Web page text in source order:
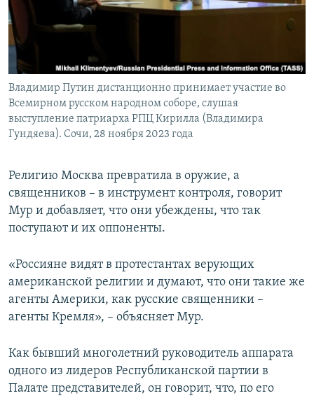
Владимир Путин дистанционно принимает участие во
Всемирном русском народном соборе, слушая
выступление патриарха РПЦ Кирилла (Владимира
Гундяева). Сочи, 28 ноября 2023 года
Религию Москва превратила в оружие, а
священников – в инструмент контроля, говорит
Мур и добавляет, что они убеждены, что так
поступают и их оппоненты.
«Россияне видят в протестантах верующих
американской религии и думают, что они такие же
агенты Америки, как русские священники –
агенты Кремля», – объясняет Мур.
Как бывший многолетний руководитель аппарата
одного из лидеров Республиканской партии в
Палате представителей, он говорит, что, по его